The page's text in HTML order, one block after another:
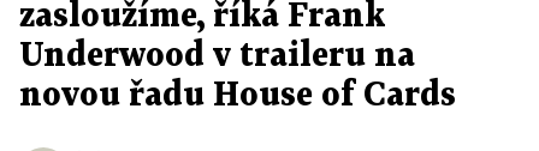
zasloužíme, říká Frank
Underwood v traileru na
novou řadu House of Cards